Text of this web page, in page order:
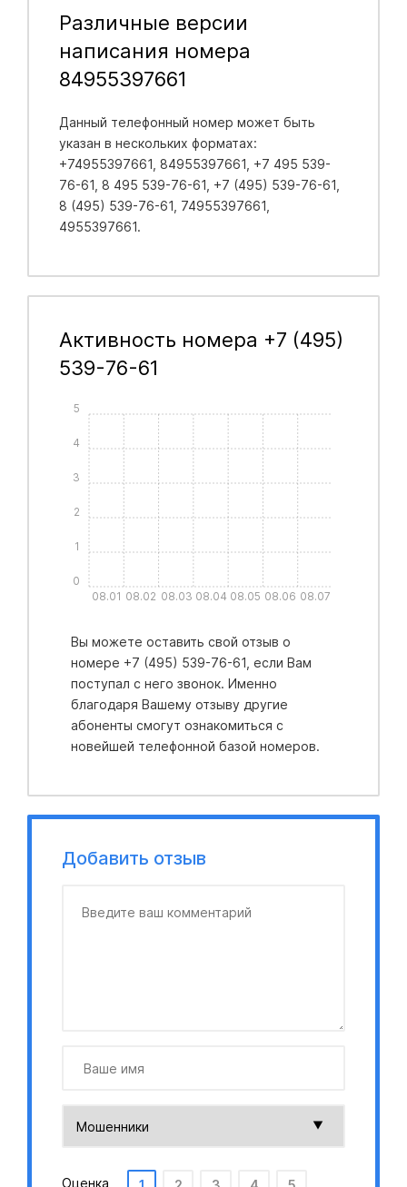
Различные версии
написания номера
84955397661
Данный телефонный номер может быть
указан в нескольких форматах:
+74955397661, 84955397661, +7 495 539-
76-61, 8 495 539-76-61, +7 (495) 539-76-61,
8 (495) 539-76-61, 74955397661,
4955397661.
Активность номера +7 (495)
539-76-61
08.01 08.02 08.03 08.04 08.05 08.06 08.07
0
1
2
3
4
5
Вы можете оставить свой отзыв о
номере +7 (495) 539-76-61, если Вам
поступал с него звонок. Именно
благодаря Вашему отзыву другие
абоненты смогут ознакомиться с
новейшей телефонной базой номеров.
Добавить отзыв
Оценка